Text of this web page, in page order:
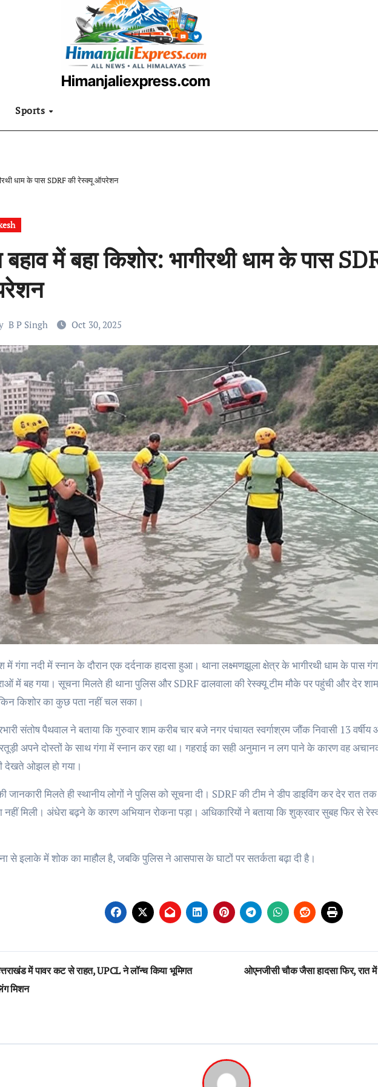
Himanjaliexpress.com
Sports
धाम के पास SDRF की रेस्क्यू ऑपरेशन
में बहा किशोर: भागीरथी धाम के पास
B P Singh Oct 30, 2025
में बह गया। सूचना मिलते ही थाना पुलिस और SDRF ढालवाला की रेस्क्यू टीम मौके पर पहुंची और देर
किशोर का कुछ पता नहीं चल सका।
संतोष पैथवाल ने बताया कि गुरुवार शाम करीब चार बजे नगर पंचायत स्वर्गाश्रम जौंक निवासी 13
अपने दोस्तों के साथ गंगा में स्नान कर रहा था। गहराई का सही अनुमान न लग पाने के कारण वह
देखते ओझल हो गया।
जानकारी मिलते ही स्थानीय लोगों ने पुलिस को सूचना दी। SDRF की टीम ने डीप डाइविंग कर देर रात
मिली। अंधेरा बढ़ने के कारण अभियान रोकना पड़ा। अधिकारियों ने बताया कि शुक्रवार सुबह फिर से
से इलाके में शोक का माहौल है, जबकि पुलिस ने आसपास के घाटों पर सतर्कता बढ़ा दी है।
में पावर कट से राहत, UPCL ने लॉन्च किया भूमिगत
मिशन
ओएनजीसी चौक जैसा हादसा फिर, रात